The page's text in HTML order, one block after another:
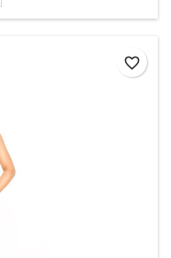
favorite_border